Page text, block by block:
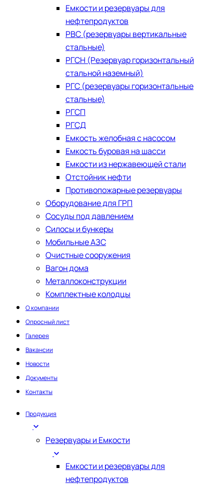
Емкости и резервуары для
нефтепродуктов
РВС (резервуары вертикальные
стальные)
РГСН (Резервуар горизонтальный
стальной наземный)
РГС (резервуары горизонтальные
стальные)
РГСП
РГСД
Емкость желобная с насосом
Емкость буровая на шасси
Емкости из нержавеющей стали
​Отстойник нефти
Противопожарные резервуары
Оборудование для ГРП
Сосуды под давлением
Силосы и бункеры
Мобильные АЗС
Очистные сооружения
Вагон дома
Металлоконструкции
Комплектные колодцы
О компании
Опросный лист
Галерея
Вакансии
Новости
Документы
Контакты
Продукция
Резервуары и Емкости
Емкости и резервуары для
нефтепродуктов